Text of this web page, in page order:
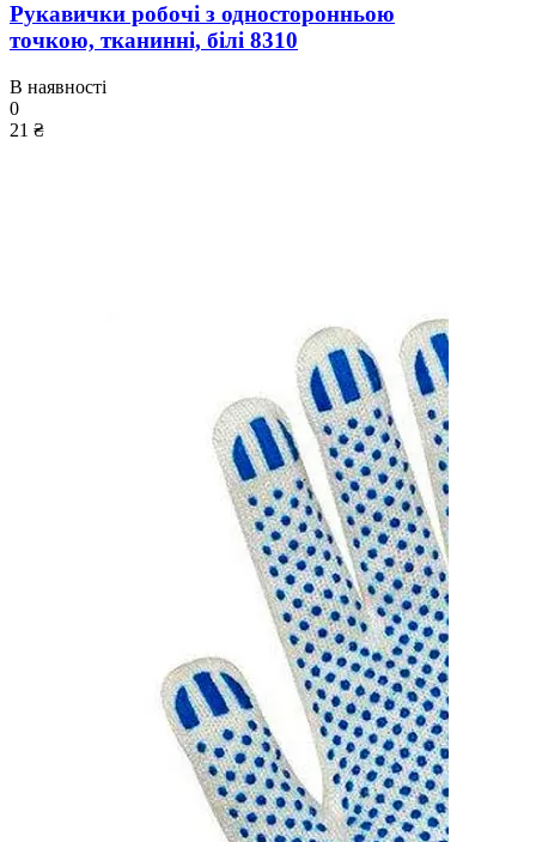
Рукавички робочі з односторонньою
точкою, тканинні, білі 8310
В наявності
0
21 ₴